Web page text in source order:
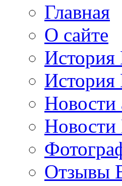
Главная
О сайте
История
Новости
Отзывы